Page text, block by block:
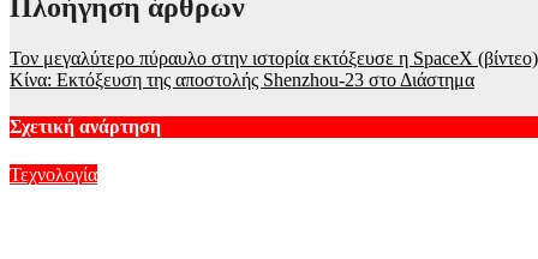
Πλοήγηση άρθρων
Τον μεγαλύτερο πύραυλο στην ιστορία εκτόξευσε η SpaceX (βίντεο)
Κίνα: Εκτόξευση της αποστολής Shenzhou-23 στο Διάστημα
Σχετική ανάρτηση
Τεχνολογία